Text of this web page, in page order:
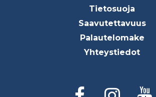
Tietosuoja
Saavutettavuus
Palautelomake
Yhteystiedot